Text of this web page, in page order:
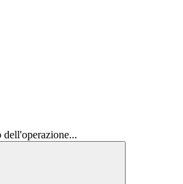
dell'operazione...